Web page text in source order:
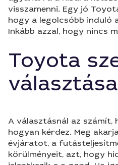
visszamenni. Egy jó
hogy a legolcsóbb induló
Inkább azzal, hogy nincs
Toyota
választása
A választásnál az számít,
hogyan kérdez. Meg
évjáratot, a
körülményeit, azt, hogy